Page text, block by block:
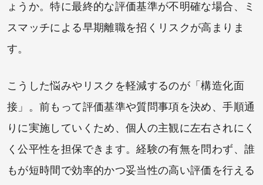
ょうか。特に最終的な評価基準が不明確な場合、ミ
スマッチによる早期離職を招くリスクが⾼まりま
す。
こうした悩みやリスクを軽減するのが「構造化⾯
接」。前もって評価基準や質問事項を決め、手順通
りに実施していくため、個人の主観に左右されにく
く公平性を担保できます。経験の有無を問わず、誰
もが短時間で効率的かつ妥当性の高い評価を行える